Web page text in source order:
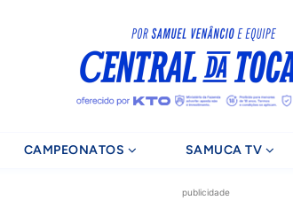
CAMPEONATOS SAMUCA TV
publicidade